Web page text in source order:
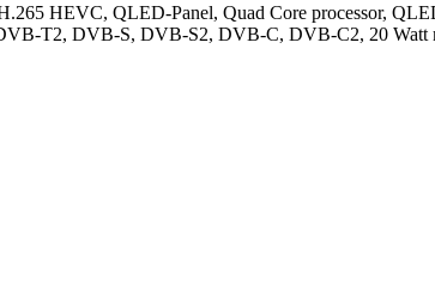
HEVC, QLED-Panel, Quad Core processor,
T2, DVB-S, DVB-S2, DVB-C, DVB-C2, 20